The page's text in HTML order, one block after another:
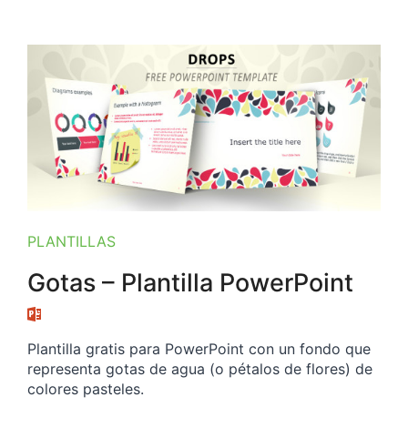
PLANTILLAS
Gotas – Plantilla PowerPoint
Plantilla gratis para PowerPoint con un fondo que
representa gotas de agua (o pétalos de flores) de
colores pasteles.